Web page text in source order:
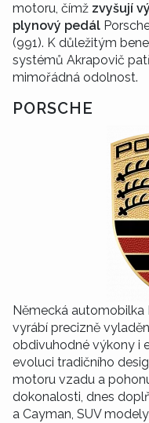
motoru, čímž zvyšují
plynový pedál
(991). K důležitým
systémů Akrapovič
mimořádná odolnost.
PORSCHE
Německá automobilka
vyrábí precizně
obdivuhodné výkony i
evoluci tradičního
motoru vzadu a
dokonalosti, dnes
a Cayman, SUV